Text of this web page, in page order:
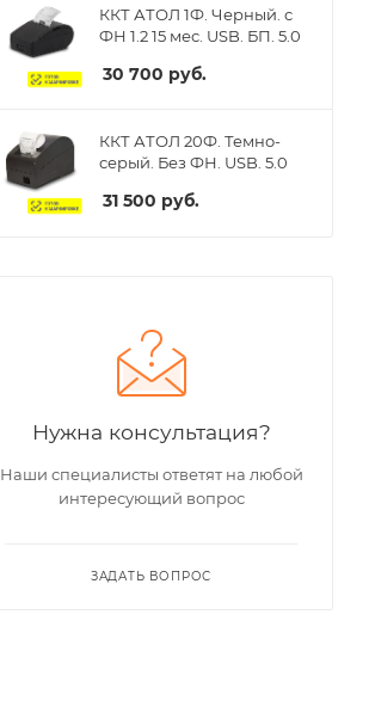
ККТ АТОЛ 1Ф. Черный. с
ФН 1.2 15 мес. USB. БП. 5.0
30 700 руб.
ККТ АТОЛ 20Ф. Темно-
серый. Без ФН. USB. 5.0
31 500 руб.
Нужна консультация?
Наши специалисты ответят на любой
интересующий вопрос
ЗАДАТЬ ВОПРОС